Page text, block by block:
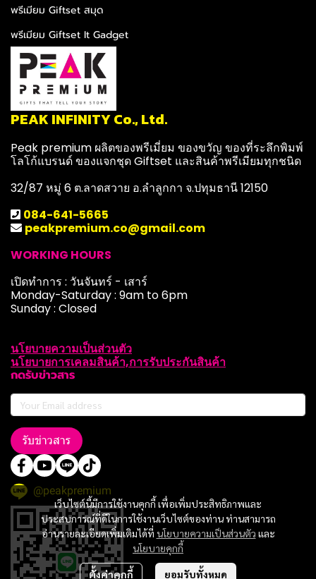
เว็บไซต์นี้มีการใช้งานคุกกี้ เพื่อเพิ่มประสิทธิภาพและ
ประสบการณ์ที่ดีในการใช้งานเว็บไซต์ของท่าน ท่านสามารถ
อ่านรายละเอียดเพิ่มเติมได้ที่ นโยบายความเป็นส่วนตัว และ
นโยบายคุกกี้
ตั้งค่าคุกกี้ ยอมรับทั้งหมด
พรีเมียม Giftset สมุด
พรีเมียม Giftset It Gadget
PEAK INFINITY Co., Ltd.
Peak premium ผลิตของพรีเมี่ยม ของขวัญ ของที่ระลึกพิมพ์
โลโก้แบรนด์ ของแจกชุด Giftset และสินค้าพรีเมียมทุกชนิด
32/87 หมู่ 6 ต.ลาดสวาย อ.ลำลูกกา จ.ปทุมธานี 12150
084-641-5665
peakpremium.co@gmail.com
WORKING HOURS
เปิดทำการ : วันจันทร์ - เสาร์
Monday-Saturday : 9am to 6pm
Sunday : Closed
นโยบายความเป็นส่วนตัว
นโยบายการเคลมสินค้า,การรับประกันสินค้า
กดรับข่าวสาร
รับข่าวสาร
@peakpremium